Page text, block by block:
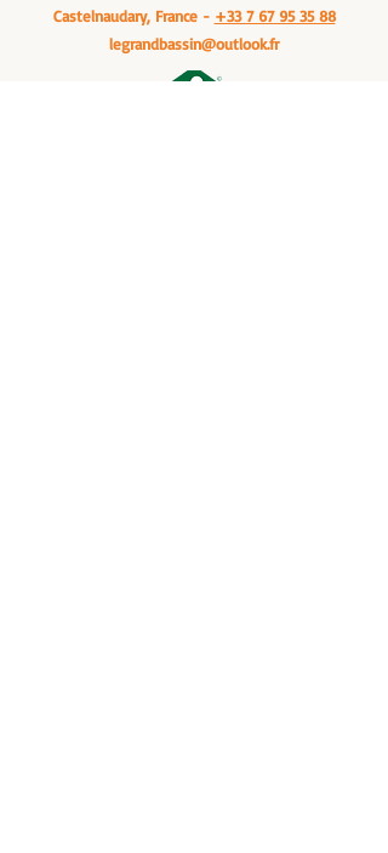
Castelnaudary, France - +33 7 67 95 35 88
legrandbassin@outlook.fr